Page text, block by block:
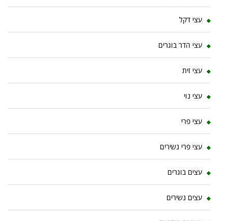
עצי דקל
עצי הדר בוגרים
עצי זית
עצי נוי
עצי פרי
עצי פרי נשירים
עצים בוגרים
עצים נשירים